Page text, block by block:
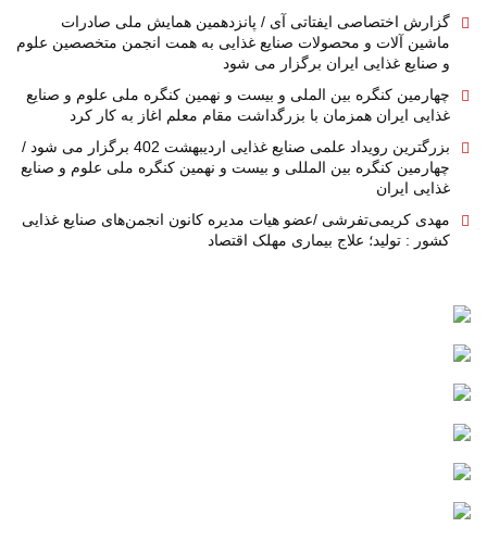
گزارش اختصاصی ایفتاتی آی / پانزدهمین همایش ملی صادرات
ماشین آلات و محصولات صنایع غذایی به همت انجمن متخصصین علوم
و صنایع غذایی ایران برگزار می شود
چهارمین کنگره بین الملی و بیست و نهمین کنگره ملی علوم و صنایع
غذایی ایران همزمان با بزرگداشت مقام معلم اغاز به کار کرد
بزرگترین رویداد علمی صنایع غذایی اردیبهشت 402 برگزار می شود /
چهارمین کنگره بین المللی و بیست و نهمین کنگره ملی علوم و صنایع
غذایی ایران
مهدی کریمی‌تفرشی /عضو هیات مدیره کانون انجمن‌های صنایع غذایی
کشور : تولید؛ علاج بیماری مهلک اقتصاد